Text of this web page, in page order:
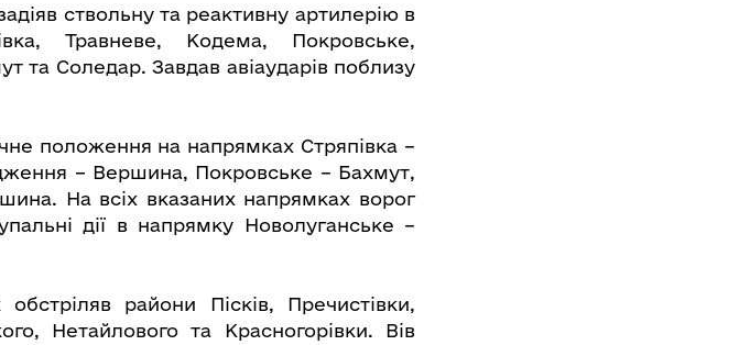
ствольну та реактивну артилерію в
Травневе, Кодема, Покровське,
та Соледар. Завдав авіаударів поблизу
положення на напрямках Стряпівка –
– Вершина, Покровське – Бахмут,
На всіх вказаних напрямках ворог
дії в напрямку Новолуганське –
райони Пісків, Пречистівки,
Нетайлового та Красногорівки. Вів